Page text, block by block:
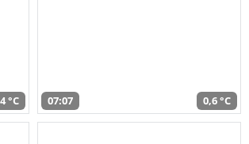
°C 07:07 0,6 °C